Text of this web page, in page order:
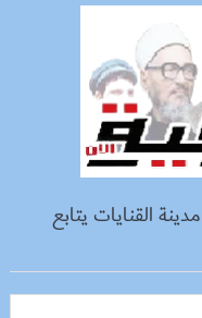
القنايات يتابع